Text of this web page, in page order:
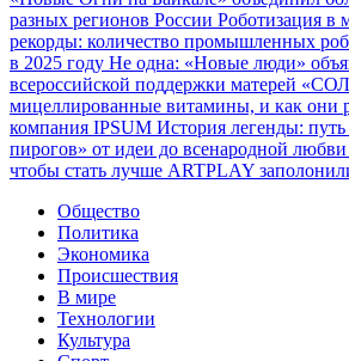
разных регионов России Роботизация в
рекорды: количество промышленных
в 2025 году Не одна: «Новые люди»
всероссийской поддержки матерей
мицеллированные витамины, и как они
компания IPSUM История легенды:
пирогов» от идеи до всенародной любви
чтобы стать лучше ARTPLAY
Общество
Политика
Экономика
Происшествия
В мире
Технологии
Культура